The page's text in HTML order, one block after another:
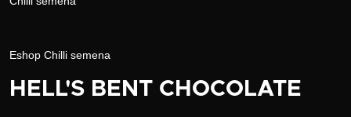
Eshop Chilli semena
HELL'S BENT CHOCOLATE